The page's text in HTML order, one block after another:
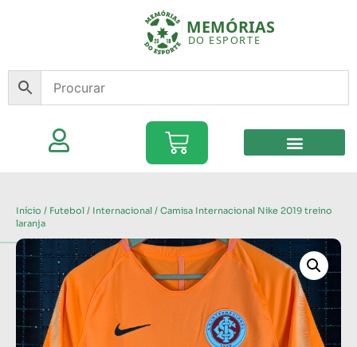
Início / Futebol / Internacional / Camisa Internacional Nike 2019 treino
laranja